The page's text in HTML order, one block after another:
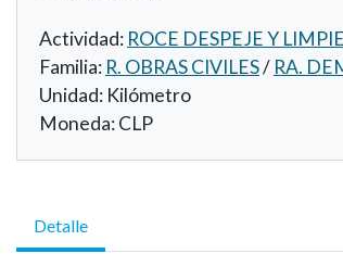
Actividad: ROCE DESPEJE Y
Familia: R. OBRAS CIVILES/ RA.
Unidad: Kilómetro
Moneda:CLP
Detalle